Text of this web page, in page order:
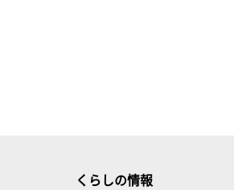
くらしの情報